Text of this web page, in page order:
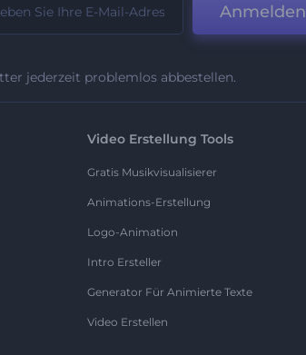
Anmelden
jederzeit problemlos abbestellen.
Video Erstellung Tools
Gratis Musikvisualisierer
Animations-Erstellung
Logo-Animation
Intro Ersteller
Generator Für Animierte Texte
Video Erstellen